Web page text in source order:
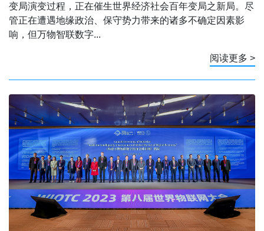
变局演变过程，正在催生世界经济社会百年变局之新局。尽
管正在遭遇地缘政治、保守势力带来的诸多不确定因素影
响，但万物智联数字...
阅读更多 >